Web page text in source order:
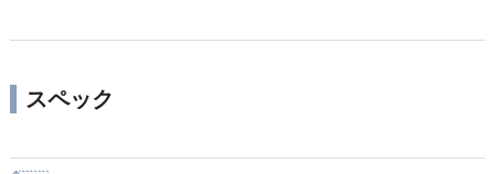
スペック